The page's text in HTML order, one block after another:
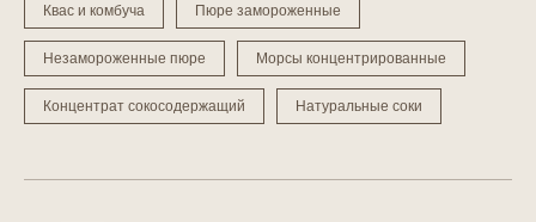
Квас и комбуча Пюре замороженные
Незамороженные пюре Морсы концентрированные
Концентрат сокосодержащий Натуральные соки